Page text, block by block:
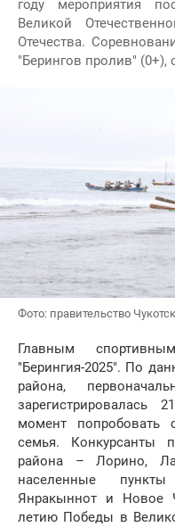
году мероприятия
Великой
Отечества.
"Берингов пролив" (0+),
Фото: правительство
Главным
"Берингия-2025". По
района,
момент
семья. Конкурсанты
района – Лорино,
населенные
Янракыннот и Новое
летию Победы в